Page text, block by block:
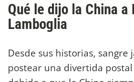
Qué le dijo la China a
Lamboglia
Desde sus historias, sangre
postear una divertida